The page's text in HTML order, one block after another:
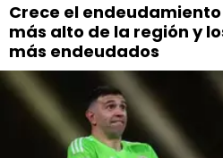
Crece el endeudamiento
más alto de la región y
más endeudados